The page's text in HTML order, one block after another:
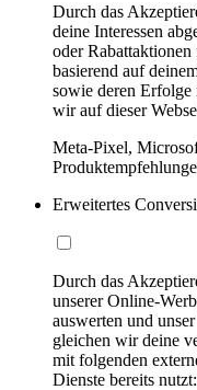
Durch das
deine Interessen
oder Rabattaktionen
basierend auf
sowie deren
wir auf dieser
Meta-Pixel,
Erweitertes
Durch das
unserer Online-
auswerten und
gleichen wir deine
mit folgenden
Dienste bereits nutzt: